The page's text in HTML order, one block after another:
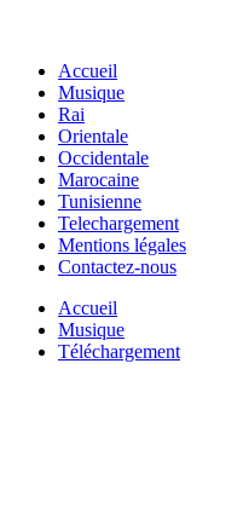
Accueil
Musique
Rai
Orientale
Occidentale
Marocaine
Tunisienne
Telechargement
Mentions légales
Contactez-nous
Accueil
Musique
Téléchargement